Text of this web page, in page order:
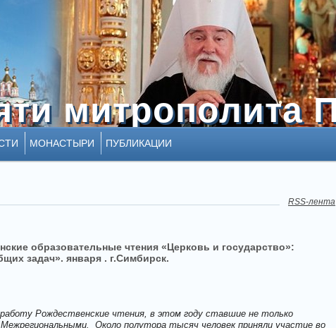
митрополита
митрополита
МОНАСТЫРИ ПУБЛИКАЦИИ
RSS-лента
образовательные чтения «Церковь и государство»:
задач». января . г.Симбирск.
Рождественские чтения, в этом году ставшие не только
Около полутора тысяч человек приняли участие во